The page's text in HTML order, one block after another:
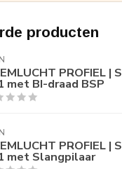
producten
PROFIEL |
met BI-draad BSP
PROFIEL |
met Slangpilaar